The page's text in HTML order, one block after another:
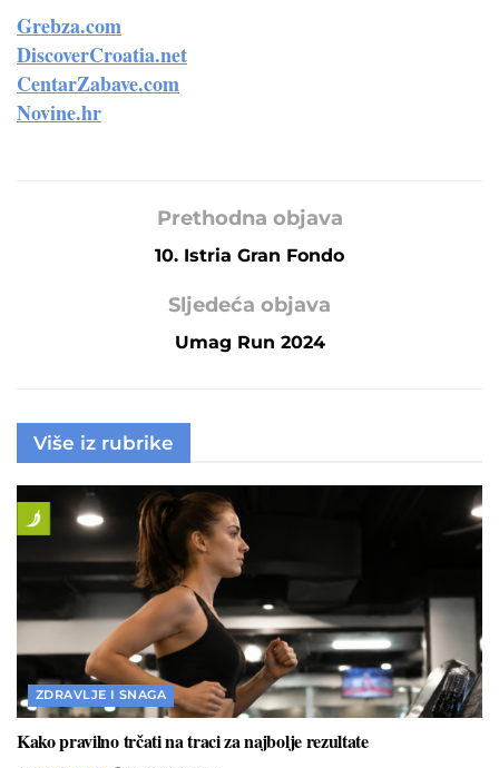
Grebza.com
DiscoverCroatia.net
CentarZabave.com
Novine.hr
Prethodna objava
10. Istria Gran Fondo
Sljedeća objava
Umag Run 2024
Više iz rubrike
ZDRAVLJE I SNAGA
Kako pravilno trčati na traci za najbolje rezultate